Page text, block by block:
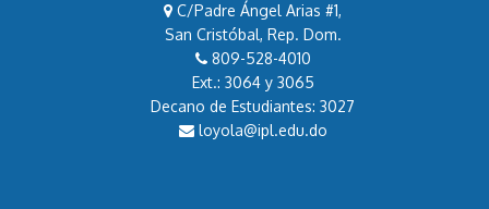
C/Padre Ángel Arias #1,
San Cristóbal, Rep. Dom.
809-528-4010
Ext.: 3064 y 3065
Decano de Estudiantes: 3027
loyola@ipl.edu.do